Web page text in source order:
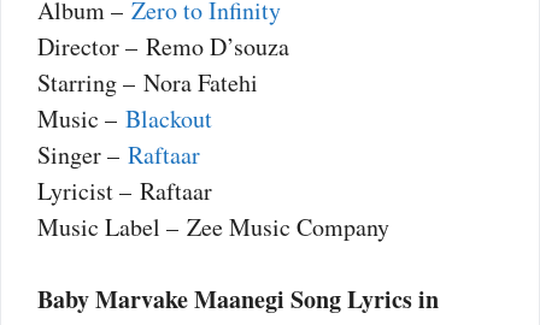
Album – Zero to Infinity
Director – Remo D’souza
Starring – Nora Fatehi
Music – Blackout
Singer – Raftaar
Lyricist – Raftaar
Music Label – Zee Music Company
Baby Marvake Maanegi Song Lyrics in